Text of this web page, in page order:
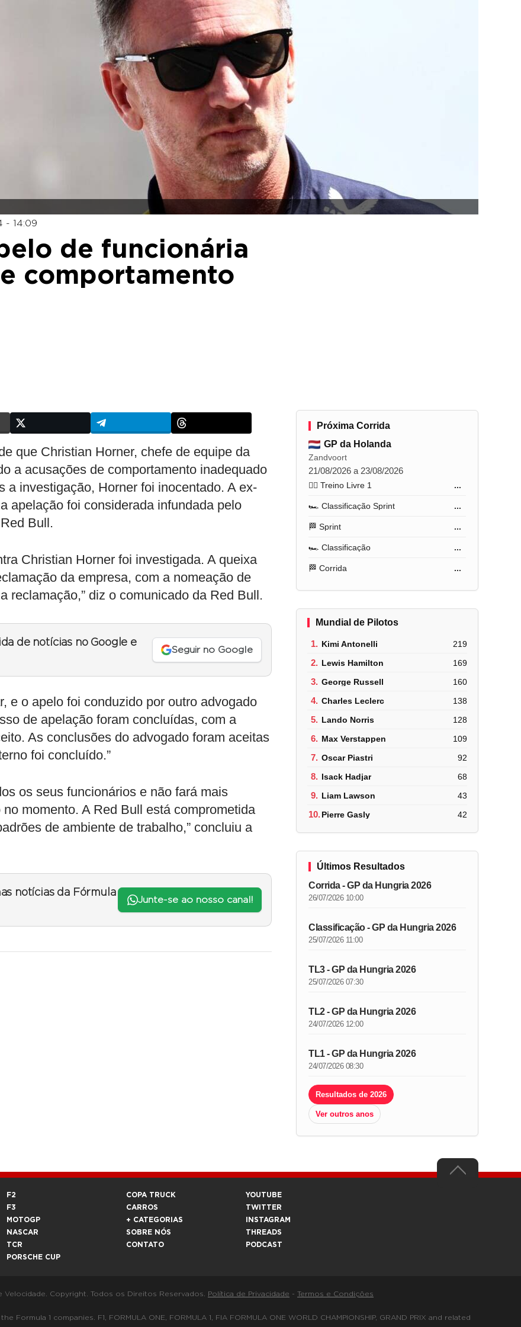
- 14:09
de funcionária
comportamento
que Christian Horner, chefe de equipe da
a acusações de comportamento inadequado
a investigação, Horner foi inocentado. A ex-
apelação foi considerada infundada pelo
Bull.
Christian Horner foi investigada. A queixa
da empresa, com a nomeação de
reclamação,” diz o comunicado da Red Bull.
de notícias no Google e
Seguir no Google
e o apelo foi conduzido por outro advogado
de apelação foram concluídas, com a
As conclusões do advogado foram aceitas
foi concluído.”
os seus funcionários e não fará mais
momento. A Red Bull está comprometida
de ambiente de trabalho,” concluiu a
notícias da Fórmula
Junte-se ao nosso canal!
Próxima Corrida
GP da Holanda
Zandvoort
21/08/2026 a 23/08/2026
🏋️‍♂️ Treino Livre 1 ...
🏎️ Classificação Sprint ...
🏁 Sprint ...
🏎️ Classificação ...
🏁 Corrida ...
Mundial de Pilotos
1. Kimi Antonelli 219
2. Lewis Hamilton 169
3. George Russell 160
4. Charles Leclerc 138
5. Lando Norris 128
6. Max Verstappen 109
7. Oscar Piastri 92
8. Isack Hadjar 68
9. Liam Lawson 43
10.Pierre Gasly 42
Últimos Resultados
Corrida - GP da Hungria 2026
26/07/2026 10:00
Classificação - GP da Hungria 2026
25/07/2026 11:00
TL3 - GP da Hungria 2026
25/07/2026 07:30
TL2 - GP da Hungria 2026
24/07/2026 12:00
TL1 - GP da Hungria 2026
24/07/2026 08:30
Resultados de 2026
Ver outros anos
F2
F3
MOTOGP
NASCAR
TCR
PORSCHE CUP
COPA TRUCK
CARROS
+ CATEGORIAS
SOBRE NÓS
CONTATO
YOUTUBE
TWITTER
INSTAGRAM
THREADS
PODCAST
Velocidade. Copyright. Todos os Direitos Reservados. Política de Privacidade - Termos e Condições
1 companies. F1, FORMULA ONE, FORMULA 1, FIA FORMULA ONE WORLD CHAMPIONSHIP, GRAND PRIX and related